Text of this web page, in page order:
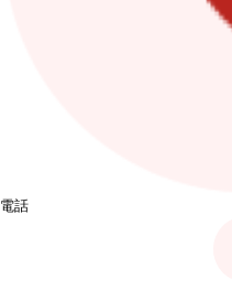
電話